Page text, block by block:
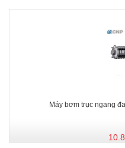
Máy bơm trục ngang